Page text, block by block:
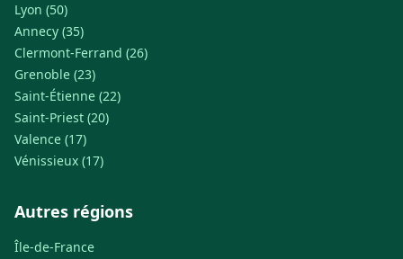
Lyon (50)
Annecy (35)
Clermont-Ferrand (26)
Grenoble (23)
Saint-Étienne (22)
Saint-Priest (20)
Valence (17)
Vénissieux (17)
Autres régions
Île-de-France